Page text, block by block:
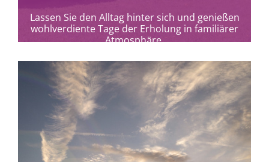
Lassen Sie den Alltag hinter sich und genießen
wohlverdiente Tage der Erholung in familiärer
Atmosphäre.